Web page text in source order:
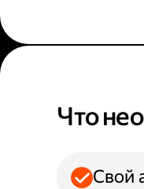
Что
Свой